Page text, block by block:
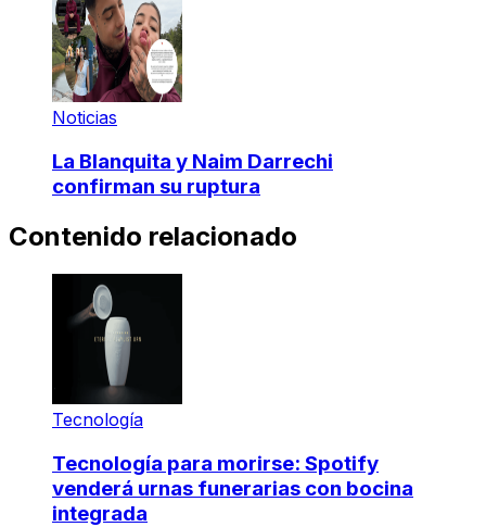
Noticias
La Blanquita y Naim Darrechi
confirman su ruptura
Contenido relacionado
Tecnología
Tecnología para morirse: Spotify
venderá urnas funerarias con bocina
integrada